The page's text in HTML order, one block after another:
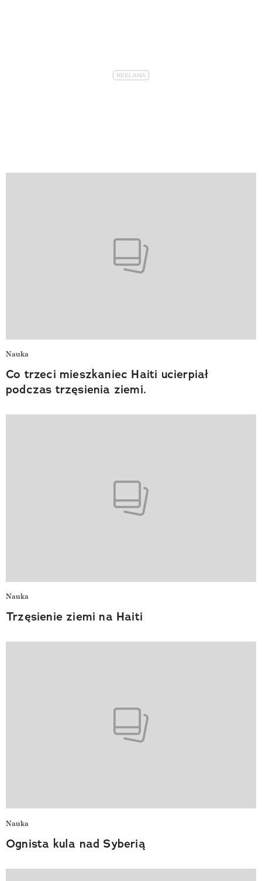
Nauka
Co trzeci mieszkaniec Haiti ucierpiał
podczas trzęsienia ziemi.
Nauka
Trzęsienie ziemi na Haiti
Nauka
Ognista kula nad Syberią